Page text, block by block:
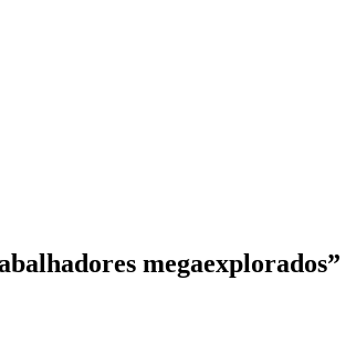
megaexplorados”